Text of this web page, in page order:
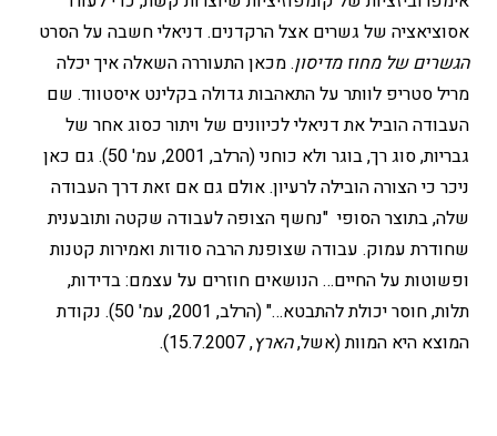
אסוציאציה של גשרים אצל הרקדנים. דניאלי חשבה על הסרט
הגשרים של מחוז מדיסון. מכאן התעוררה השאלה איך יכלה
מריל סטריפ לוותר על התאהבות גדולה בקלינט איסטווד. שם
העבודה הוביל את דניאלי לכיוונים של ויתור כסוג אחר של
גבריות, סוג רך, בוגר ולא כוחני (הרלב, 2001, עמ' 50). גם כאן
ניכר כי הצורה הובילה לרעיון. אולם גם אם זאת דרך העבודה
שלה, בתוצר הסופי "נחשף הצופה לעבודה שקטה ותובענית
שחודרת עמוק. עבודה שצופנת הרבה סודות ואמירות קטנות
ופשוטות על החיים… הנושאים חוזרים על עצמם: בדידות,
תלות, חוסר יכולת להתבטא…" (הרלב, 2001, עמ' 50). נקודת
המוצא היא המוות (אשל,הארץ, 15.7.2007).